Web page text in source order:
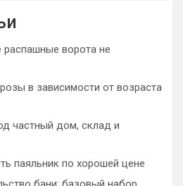
распашные ворота не
в зависимости от возраста
частный дом, склад и
паяльник по хорошей цене